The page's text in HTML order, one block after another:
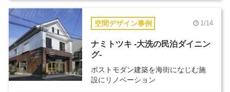
空間デザイン事例 1/14
ナミトツキ -大洗の民泊ダイニン
グ-
ポストモダン建築を海街になじむ施
設にリノベーション